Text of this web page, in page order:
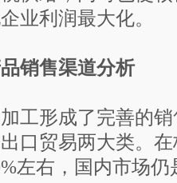
业利润最大化。
销售渠道分析
形成了完善的销
口贸易两大类。
左右，国内市场仍